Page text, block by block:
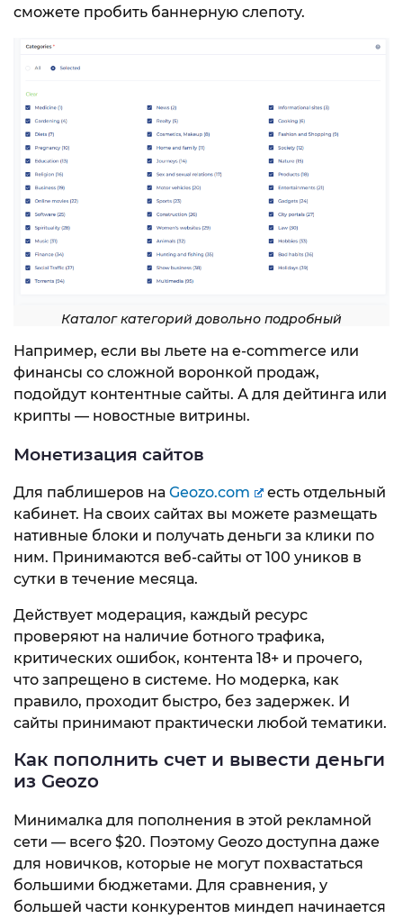
сможете пробить баннерную слепоту.
Каталог категорий довольно подробный
Например, если вы льете на e-commerce или
финансы со сложной воронкой продаж,
подойдут контентные сайты. А для дейтинга или
крипты — новостные витрины.
Монетизация сайтов
Для паблишеров на Geozo.com
есть отдельный
кабинет. На своих сайтах вы можете размещать
нативные блоки и получать деньги за клики по
ним. Принимаются веб-сайты от 100 уников в
сутки в течение месяца.
Действует модерация, каждый ресурс
проверяют на наличие ботного трафика,
критических ошибок, контента 18+ и прочего,
что запрещено в системе. Но модерка, как
правило, проходит быстро, без задержек. И
сайты принимают практически любой тематики.
Как пополнить счет и вывести деньги
из Geozo
Минималка для пополнения в этой рекламной
сети — всего $20. Поэтому Geozo доступна даже
для новичков, которые не могут похвастаться
большими бюджетами. Для сравнения, у
большей части конкурентов миндеп начинается